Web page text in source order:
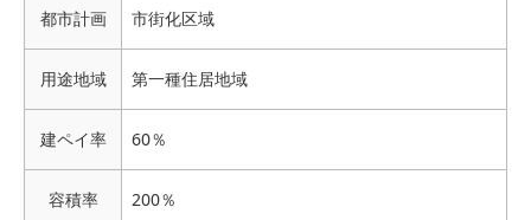
都市計画 市街化区域
用途地域 第一種住居地域
建ペイ率 60％
容積率 200％